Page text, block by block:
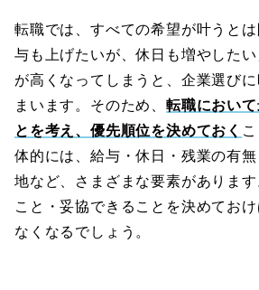
転職では、すべての希望が叶うと
与も上げたいが、休日も増やした
が高くなってしまうと、企業選び
まいます。そのため、転職におい
とを考え、優先順位を決めておく
体的には、給与・休日・残業の有
地など、さまざまな要素がありま
こと・妥協できることを決めてお
なくなるでしょう。